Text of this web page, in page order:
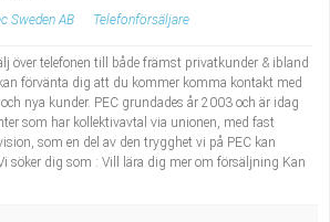
Sweden AB Telefonförsäljare
över telefonen till både främst privatkunder & ibland
förvänta dig att du kommer komma kontakt med
nya kunder. PEC grundades år 2003 och är idag
som har kollektivavtal via unionen, med fast
som en del av den trygghet vi på PEC kan
söker dig som : Vill lära dig mer om försäljning Kan